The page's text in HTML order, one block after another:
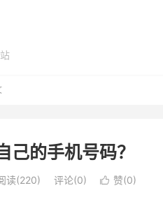
己的手机号码？
读(220) 评论(0)  赞(0)